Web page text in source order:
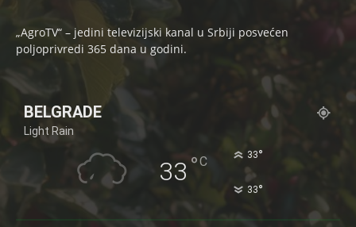
„AgroTV“ – jedini televizijski kanal u Srbiji posvećen
poljoprivredi 365 dana u godini.
BELGRADE
Light Rain
33 °C 33°
33°